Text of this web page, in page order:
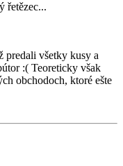
řetězec...
predali všetky kusy a
:( Teoreticky však
obchodoch, ktoré ešte